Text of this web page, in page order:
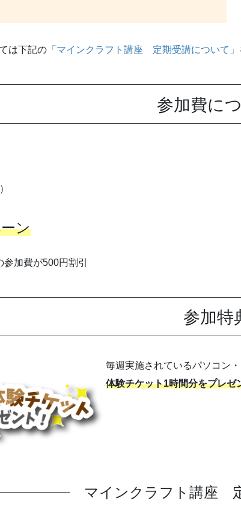
は下記の 「マインクラフト講座 定期受講について」
参加費に
ン
加費が500円割引
参加特
毎週実施されているパソコン
体験チケット1時間分をプレゼ
マインクラフト講座